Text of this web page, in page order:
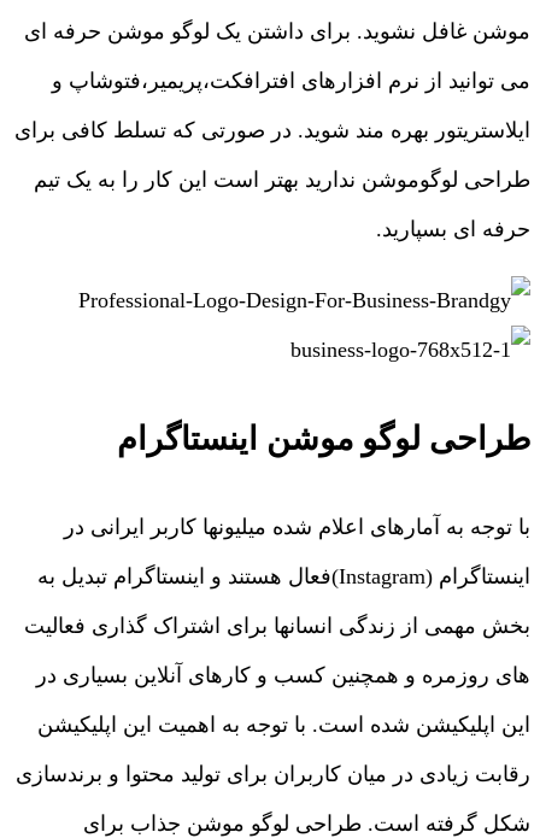
موشن غافل نشوید. برای داشتن یک لوگو موشن حرفه ای
می توانید از نرم افزارهای افترافکت،پریمیر،فتوشاپ و
ایلاستریتور بهره مند شوید. در صورتی که تسلط کافی برای
طراحی لوگوموشن ندارید بهتر است این کار را به یک تیم
حرفه ای بسپارید.
طراحی لوگو موشن اینستاگرام
با توجه به آمارهای اعلام شده میلیونها کاربر ایرانی در
اینستاگرام (Instagram)فعال هستند و اینستاگرام تبدیل به
بخش مهمی از زندگی انسانها برای اشتراک گذاری فعالیت
های روزمره و همچنین کسب و کارهای آنلاین بسیاری در
این اپلیکیشن شده است. با توجه به اهمیت این اپلیکیشن
رقابت زیادی در میان کاربران برای تولید محتوا و برندسازی
شکل گرفته است. طراحی لوگو موشن جذاب برای